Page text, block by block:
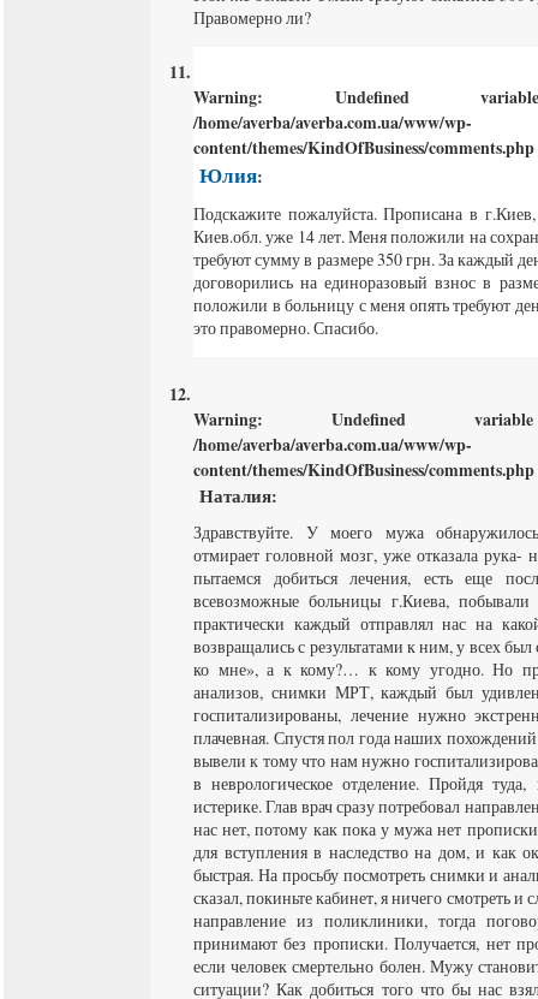
Правомерно ли?
Warning: Undefined
/home/averba/averba.com.ua/www/wp-
content/themes/KindOfBusiness/comments.php
Юлия:
Подскажите пожалуйста. Прописана в
Киев.обл. уже 14 лет. Меня положили на
требуют сумму в размере 350 грн. За каждый
договорились на единоразовый взнос в
положили в больницу с меня опять требуют
это правомерно. Спасибо.
Warning: Undefined
/home/averba/averba.com.ua/www/wp-
content/themes/KindOfBusiness/comments.php
Наталия:
Здравствуйте. У моего мужа обнаружилось
отмирает головной мозг, уже отказала рука-
пытаемся добиться лечения, есть еще
всевозможные больницы г.Киева,
практически каждый отправлял нас на
возвращались с результатами к ним, у всех был
ко мне», а к кому?… к кому угодно. Но
анализов, снимки МРТ, каждый был
госпитализированы, лечение нужно
плачевная. Спустя пол года наших
вывели к тому что нам нужно
в неврологическое отделение. Пройдя
истерике. Глав врач сразу потребовал
нас нет, потому как пока у мужа нет
для вступления в наследство на дом, и как
быстрая. На просьбу посмотреть снимки и
сказал, покиньте кабинет, я ничего смотреть и
направление из поликлиники, тогда
принимают без прописки. Получается, нет
если человек смертельно болен. Мужу
ситуации? Как добиться того что бы нас